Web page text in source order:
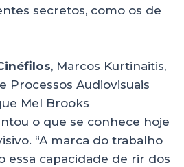
secretos, como os de
, Marcos Kurtinaitis,
Processos Audiovisuais
Mel Brooks
o que se conhece hoje
“A marca do trabalho
essa capacidade de rir dos